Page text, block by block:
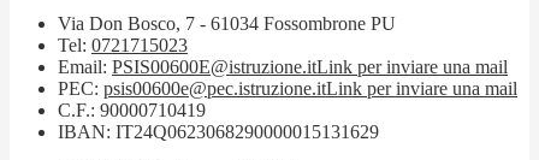
Via Don Bosco, 7 - 61034 Fossombrone PU
Tel: 0721715023
Email: PSIS00600E@istruzione.itLink per inviare una mail
PEC: psis00600e@pec.istruzione.itLink per inviare una mail
C.F.: 90000710419
IBAN: IT24Q0623068290000015131629